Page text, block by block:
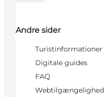
Andre sider
Turistinformationer
Digitale guides
FAQ
Webtilgængelighed